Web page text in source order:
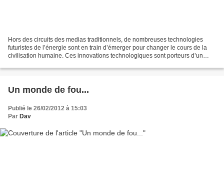
Hors des circuits des medias traditionnels, de nombreuses technologies
futuristes de l’énergie sont en train d’émerger pour changer le cours de la
civilisation humaine. Ces innovations technologiques sont porteurs d’un
Un monde de fou...
Publié le 26/02/2012 à 15:03
Par Dav